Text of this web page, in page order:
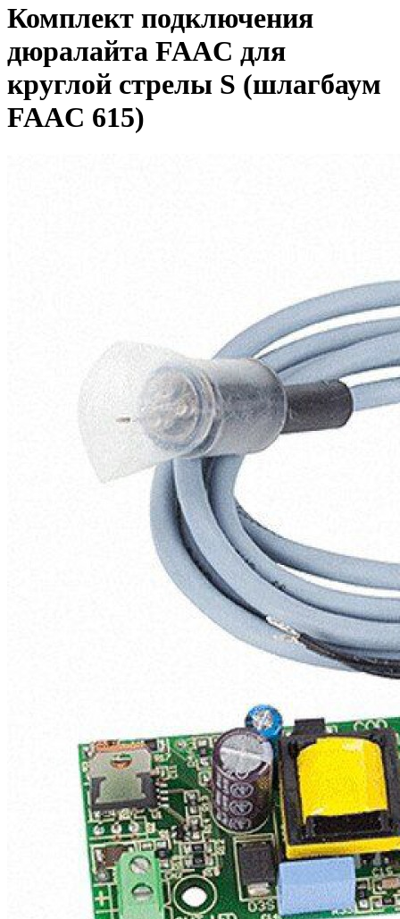
Комплект подключения
дюралайта FAAC для
круглой стрелы S (шлагбаум
FAAC 615)